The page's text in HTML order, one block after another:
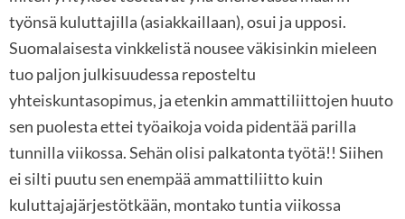
työnsä kuluttajilla (asiakkaillaan), osui ja upposi.
Suomalaisesta vinkkelistä nousee väkisinkin mieleen
tuo paljon julkisuudessa reposteltu
yhteiskuntasopimus, ja etenkin ammattiliittojen huuto
sen puolesta ettei työaikoja voida pidentää parilla
tunnilla viikossa. Sehän olisi palkatonta työtä!! Siihen
ei silti puutu sen enempää ammattiliitto kuin
kuluttajajärjestötkään, montako tuntia viikossa